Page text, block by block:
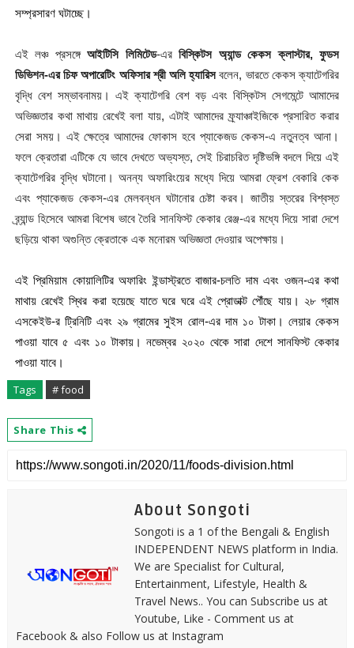
সম্প্রসারণ ঘটাচ্ছে।
এই লঞ্চ প্রসঙ্গেআইটিসি লিমিটেড-এরবিস্কিটস অ্যান্ড কেকস ক্লাস্টার, ফুডস
ডিভিশন-এর চিফ অপারেটিং অফিসার শ্রীঅলিহ্যারিস বলেন, ভারতে কেকস ক্যাটেগরির
বৃদ্ধি বেশ সম্ভাবনাময়। এই ক্যাটেগরি বেশ বড় এবং বিস্কিটস সেগমেন্টে আমাদের
অভিজ্ঞতার কথা মাথায় রেখেই বলা যায়, এটাইআমাদের ফ্র্যাঞ্চাইজিকে প্রসারিত করার
সেরা সময়। এই ক্ষেত্রে আমাদের ফোকাস হবে প্যাকেজড কেকস-এ নতুনত্ব আনা।
ফলে ক্রেতারা এটিকে যে ভাবে দেখতে অভ্যস্ত, সেই চিরাচরিত দৃষ্টিভঙ্গি বদলে দিয়ে এই
ক্যাটেগরির বৃদ্ধি ঘটানো। অনন্য অফারিংয়ের মধ্যে দিয়ে আমরা ফ্রেশ বেকারি কেক
এবং প্যাকেজড কেকস-এর মেলবন্ধন ঘটানোর চেষ্টা করব। জাতীয় স্তরের বিশ্বস্ত
ব্র্যান্ড হিসেবে আমরা বিশেষ ভাবে তৈরি সানফিস্ট কেকার রেঞ্জ-এর মধ্যে দিয়ে সারা দেশে
ছড়িয়ে থাকা অগুন্তি ক্রেতাকে এক মনোরম অভিজ্ঞতা দেওয়ার অপেক্ষায়।
এই প্রিমিয়াম কোয়ালিটির অফারিং ইন্ডাস্ট্রতে বাজার-চলতি দাম এবং ওজন-এর কথা
মাথায় রেখেই স্থির করা হয়েছে যাতে ঘরে ঘরে এই প্রোডাক্ট পৌঁছে যায়। ২৮ গ্রাম
এসকেইউ-র ট্রিনিটি এবং ২৯ গ্রামের সুইস রোল-এর দাম ১০ টাকা। লেয়ার কেকস
পাওয়া যাবে ৫ এবং ১০ টাকায়। নভেম্বর ২০২০ থেকে সারা দেশে সানফিস্ট কেকার
পাওয়া যাবে।
Tags # food
Share This
About Songoti
Songoti is a 1 of the Bengali & English
INDEPENDENT NEWS platform in India.
We are Specialist for Cultural,
Entertainment, Lifestyle, Health &
Travel News.. You can Subscribe us at
Youtube, Like - Comment us at
Facebook & also Follow us at Instagram